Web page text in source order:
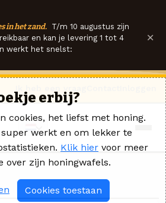
in het zand. T/m 10 augustus zijn
en kan je levering 1 tot 4
werkt het snelst:
×
erbij?
cookies, het liefst met honing.
werkt en om lekker te
Klik hier voor meer
over zijn honingwafels.
Cookies toestaan